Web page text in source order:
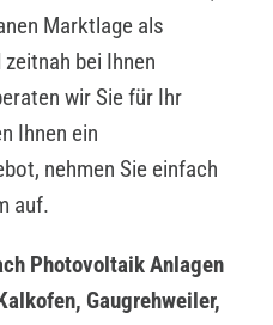
Marktlage als
bei Ihnen
wir Sie für Ihr
Ihnen ein
nehmen Sie einfach
auf.
Photovoltaik Anlagen
Gaugrehweiler,